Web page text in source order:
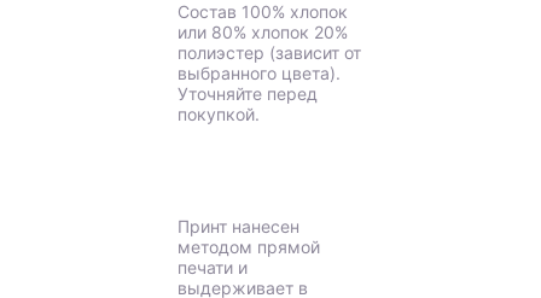
Состав 100% хлопок
или 80% хлопок 20%
полиэстер (зависит от
выбранного цвета).
Уточняйте перед
покупкой.
Принт нанесен
методом прямой
печати и
выдерживает в